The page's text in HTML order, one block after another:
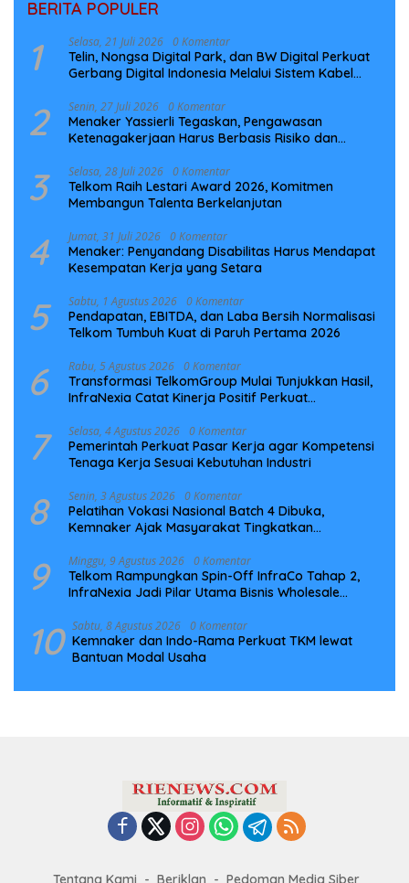
BERITA POPULER
1 Selasa, 21 Juli 2026 0 Komentar
Telin, Nongsa Digital Park, dan BW Digital Perkuat
Gerbang Digital Indonesia Melalui Sistem Kabel
2 Senin, 27 Juli 2026 0 Komentar
Menaker Yassierli Tegaskan, Pengawasan
Ketenagakerjaan Harus Berbasis Risiko dan
3 Selasa, 28 Juli 2026 0 Komentar
Telkom Raih Lestari Award 2026, Komitmen
Membangun Talenta Berkelanjutan
4 Jumat, 31 Juli 2026 0 Komentar
Menaker: Penyandang Disabilitas Harus Mendapat
Kesempatan Kerja yang Setara
5 Sabtu, 1 Agustus 2026 0 Komentar
Pendapatan, EBITDA, dan Laba Bersih Normalisasi
Telkom Tumbuh Kuat di Paruh Pertama 2026
6 Rabu, 5 Agustus 2026 0 Komentar
Transformasi TelkomGroup Mulai Tunjukkan Hasil,
InfraNexia Catat Kinerja Positif Perkuat
7 Selasa, 4 Agustus 2026 0 Komentar
Pemerintah Perkuat Pasar Kerja agar Kompetensi
Tenaga Kerja Sesuai Kebutuhan Industri
8 Senin, 3 Agustus 2026 0 Komentar
Pelatihan Vokasi Nasional Batch 4 Dibuka,
Kemnaker Ajak Masyarakat Tingkatkan
9 Minggu, 9 Agustus 2026 0 Komentar
Telkom Rampungkan Spin-Off InfraCo Tahap 2,
InfraNexia Jadi Pilar Utama Bisnis Wholesale
10 Sabtu, 8 Agustus 2026 0 Komentar
Kemnaker dan Indo-Rama Perkuat TKM lewat
Bantuan Modal Usaha
Tentang Kami Beriklan Pedoman Media Siber